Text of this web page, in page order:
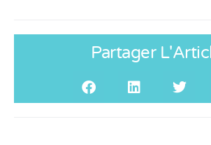
Partager